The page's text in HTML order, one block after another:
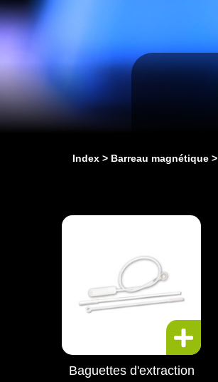
Index Barreau magnétique
Baguettes d'extraction